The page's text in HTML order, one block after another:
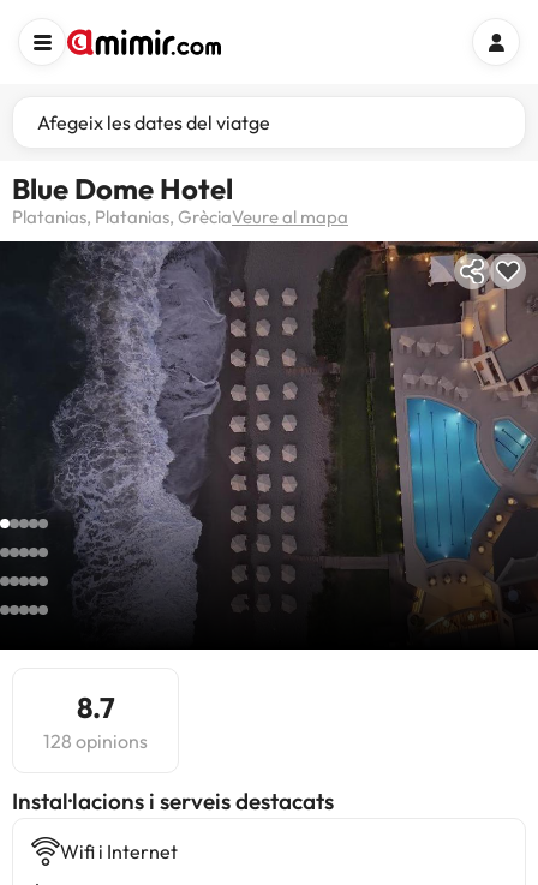
Afegeix les dates del viatge
Blue Dome Hotel
Platanias, Platanias, GrèciaVeure al mapa
8.7
128 opinions
Instal·lacions i serveis destacats
Wifi i Internet